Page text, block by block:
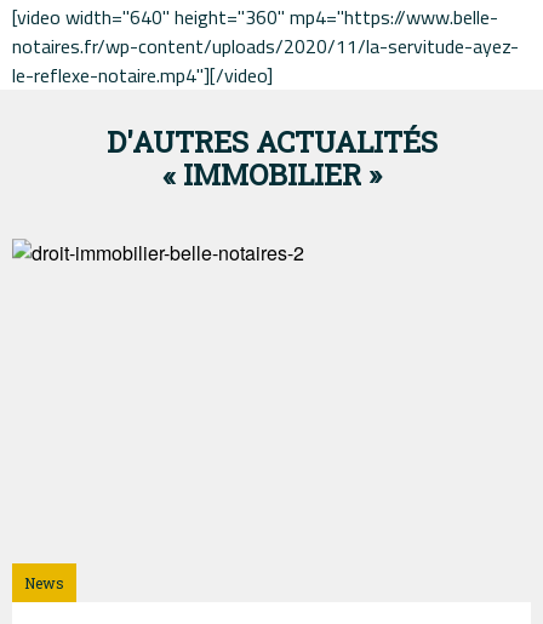
[video width="640" height="360" mp4="https://www.belle-
notaires.fr/wp-content/uploads/2020/11/la-servitude-ayez-
le-reflexe-notaire.mp4"][/video]
D'AUTRES ACTUALITÉS
« IMMOBILIER »
News